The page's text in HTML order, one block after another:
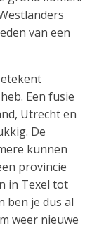
van een
Een fusie
Utrecht en
De
kunnen
provincie
in Texel tot
ben je dus al
weer nieuwe